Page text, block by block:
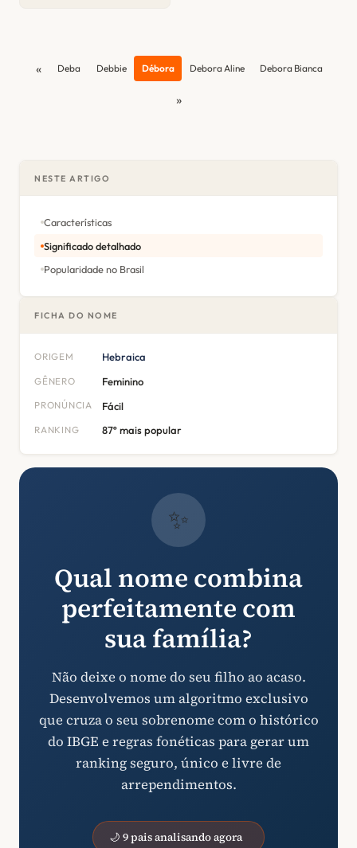
« Deba Debbie Débora Debora Aline Debora Bianca
»
NESTE ARTIGO
Características
Significado detalhado
Popularidade no Brasil
FICHA DO NOME
ORIGEM Hebraica
GÊNERO Feminino
PRONÚNCIA Fácil
RANKING 87º mais popular
✨
Qual nome combina
perfeitamente com
sua família?
Não deixe o nome do seu filho ao acaso.
Desenvolvemos um algoritmo exclusivo
que cruza o seu sobrenome com o histórico
do IBGE e regras fonéticas para gerar um
ranking seguro, único e livre de
arrependimentos.
🌙 9 pais analisando agora